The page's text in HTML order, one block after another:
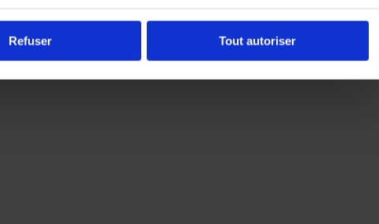
Refuser Tout autoriser